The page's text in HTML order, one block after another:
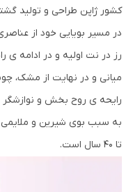
کشور ژاپن طراحی و تولید
در مسیر بویایی خود از
رز در نت اولیه و در ادامه ی
میانی و در نهایت از مشک،
رایحه ی روح بخش و نوازشگر
تا ۴۰ سال است.